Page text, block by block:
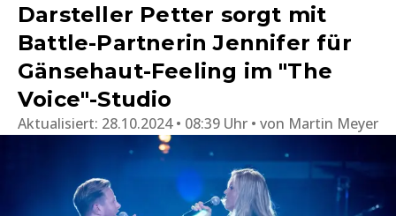
Darsteller Petter sorgt mit
Battle-Partnerin Jennifer für
Gänsehaut-Feeling im "The
Voice"-Studio
Aktualisiert: 28.10.2024 • 08:39 Uhr von Martin Meyer